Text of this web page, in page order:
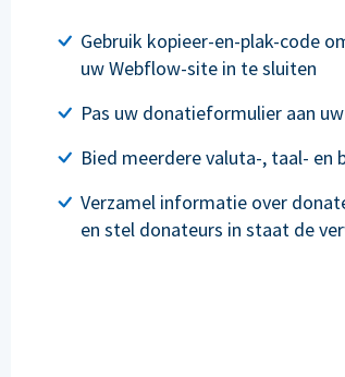
Gebruik kopieer-en-plak-code
uw Webflow-site in te sluiten
Pas uw donatieformulier aan
Bied meerdere valuta-, taal- en
Verzamel informatie over
en stel donateurs in staat de